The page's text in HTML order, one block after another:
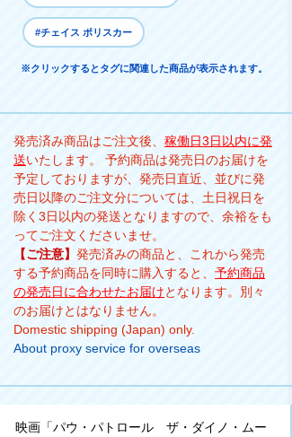
#チェイス ポリスカー
※クリックするとタグに関連した商品が表示されます。
発売済み商品はご注文後、 稼働日3日以内に発
送いたします。 予約商品は発売日のお届けを
予定しておりますが、発売日直近、並びに発
売日以降のご注文分については、土日祝日を
除く3日以内の発送となりますので、余裕をも
ってご注文くださいませ。
【ご注意】 発売済みの商品と、これから発売
する予約商品を同時に購入すると、 予約商品
の発売日に合わせたお届けとなります。別々
のお届けとはなりません。
Domestic shipping (Japan) only.
About proxy service for overseas
映画「パウ・パトロール ザ・ダイノ・ムー